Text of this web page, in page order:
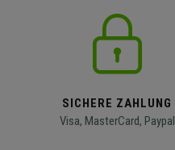
SICHERE ZAHLUNG
Visa, MasterCard, Paypal